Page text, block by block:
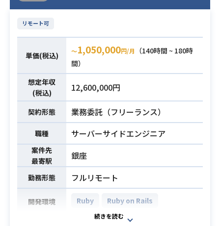
業務内容
ベイ結果を分析する機能の開発を想
定しております。
【仕事概要】
以下の開発業務の実施をお願いしま
す。
- 機能開発
- QAテスト
- 運用保守
・Webアプリケーション開発・運用
の実務経験 (5年以上)
・TypeScript/React/Vueを利用した
開発の実務経験 (3年以上)
ワークを利用した経験
└Jest, Vitest, Testing Library, ms
リモート可
単価(税込) 〜1,050,000円/月
（140時間 ~ 180時
間）
想定年収
(税込)
12,600,000円
契約形態 業務委託（フリーランス）
職種 サーバーサイドエンジニア
案件先
最寄駅
銀座
勤務形態 フルリモート
開発環境 Ruby Ruby on Rails